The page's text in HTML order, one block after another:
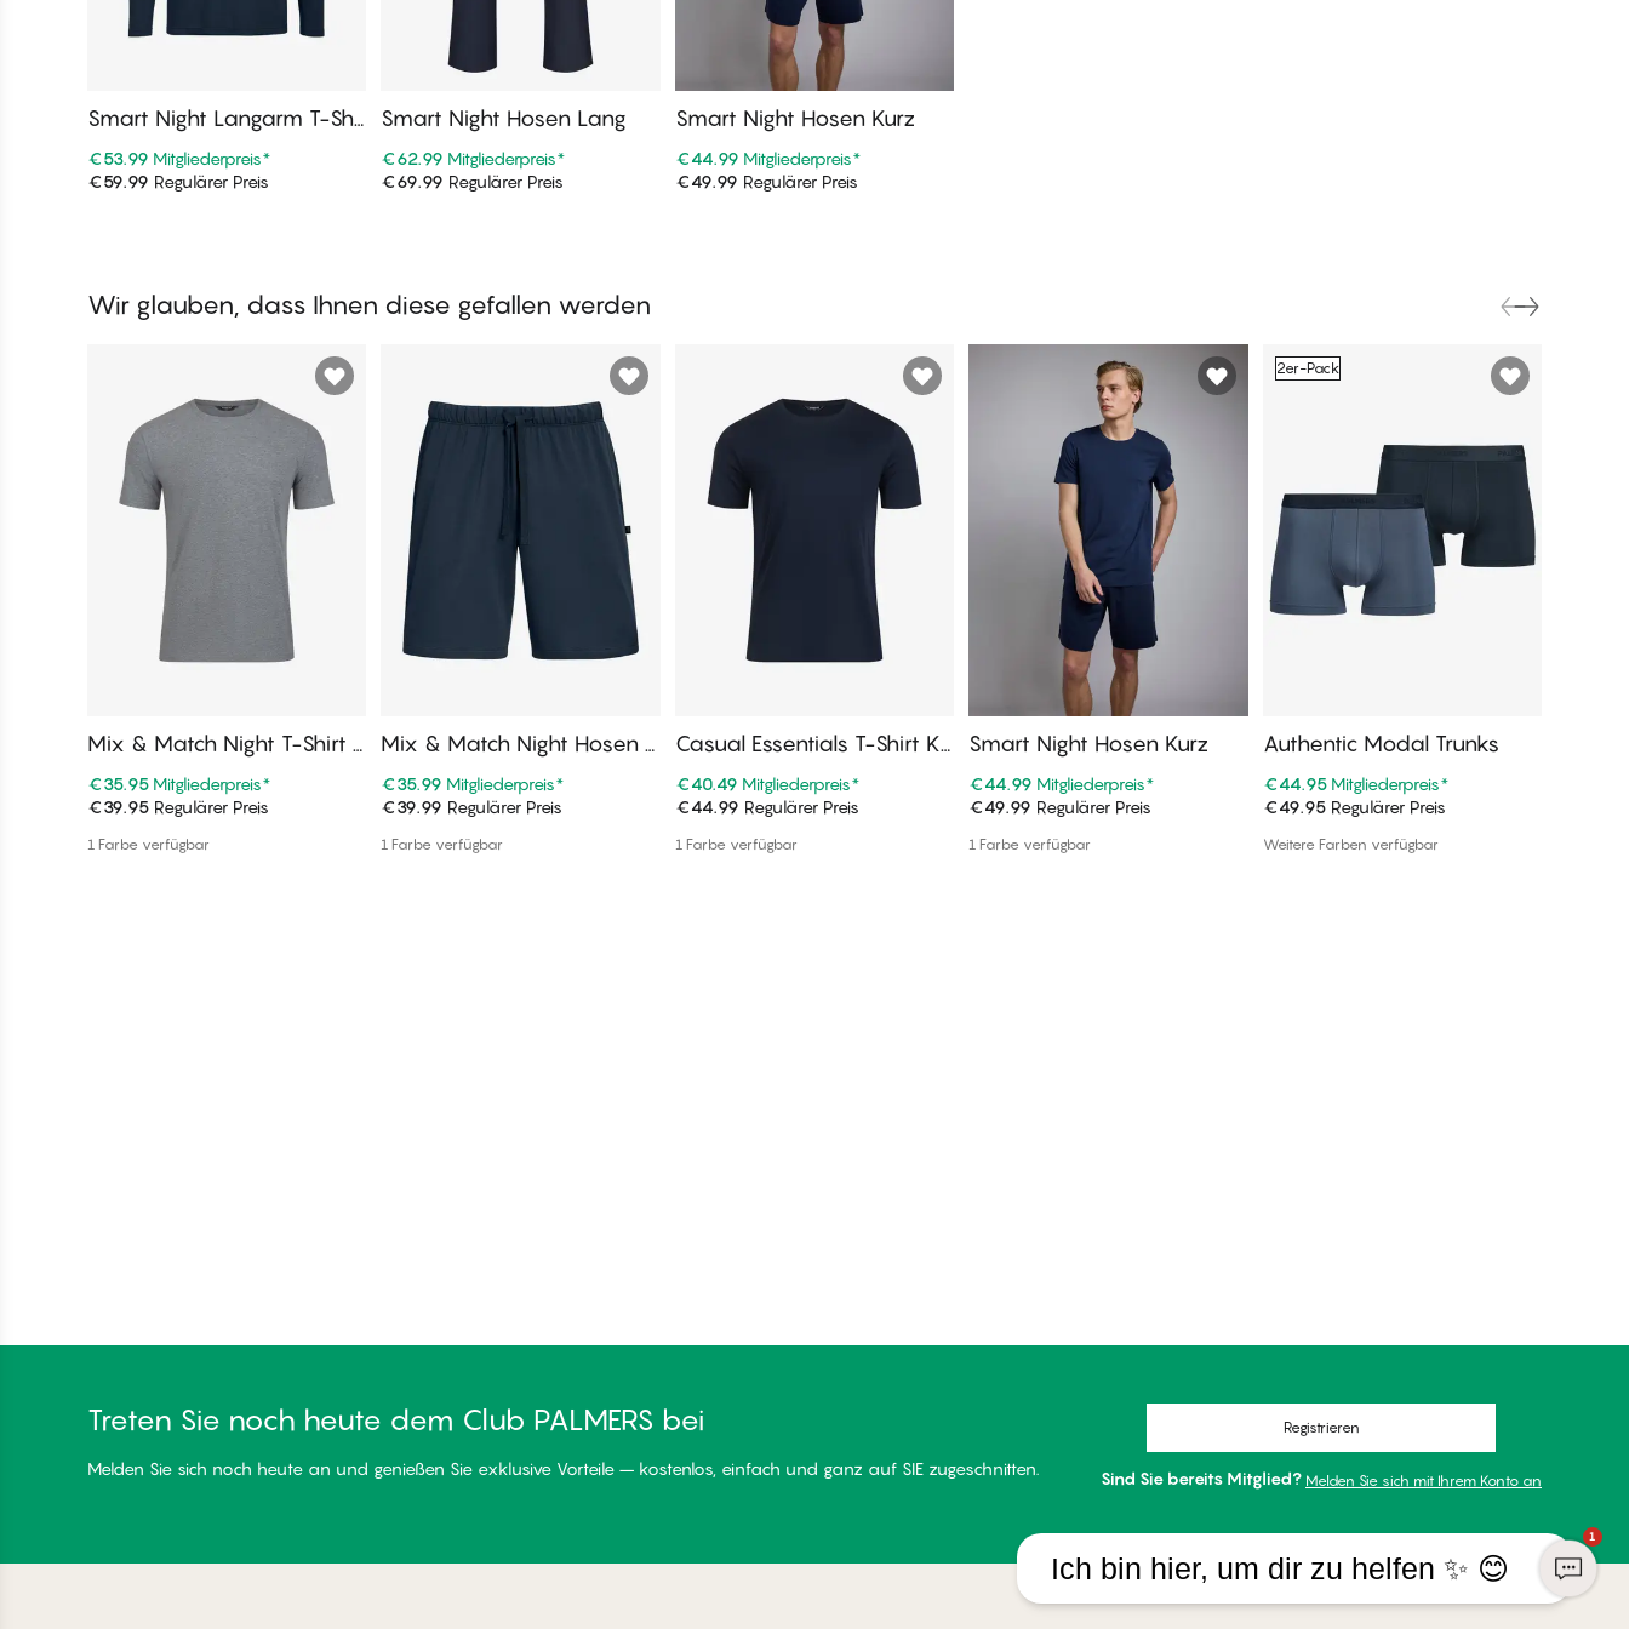
In den Warenkorb
Smart Night Langarm T-Shir
nitt
€53.99 Mitgliederpreis*
€59.99 Regulärer Preis In den Warenkorb
Smart Night Hosen Lang
€62.99 Mitgliederpreis*
€69.99 Regulärer Preis In den Warenkorb
Smart Night Hosen Kurz
€44.99 Mitgliederpreis*
€49.99 Regulärer Preis
Wir glauben, dass Ihnen diese gefallen werden
In den Warenkorb
Mix & Match Night T-Shirt K
urzarm, Rundhalsausschnitt
€35.95 Mitgliederpreis*
€39.95 Regulärer Preis
1 Farbe verfügbar
In den Warenkorb
Mix & Match Night Hosen K
€35.99 Mitgliederpreis*
€39.99 Regulärer Preis
1 Farbe verfügbar
In den Warenkorb
Casual Essentials T-Shirt Ku
rzarm, Rundhalsausschnitt
€40.49 Mitgliederpreis*
€44.99 Regulärer Preis
1 Farbe verfügbar
In den Warenkorb
Smart Night Hosen Kurz
€44.99 Mitgliederpreis*
€49.99 Regulärer Preis
1 Farbe verfügbar
In den Warenkorb
2er-Pack
Authentic Modal Trunks
€44.95 Mitgliederpreis*
€49.95Regulärer Preis
Weitere Farben verfügbar
Treten Sie noch heute dem Club PALMERS bei
Melden Sie sich noch heute an und genießen Sie exklusive Vorteile – kostenlos, einfach und ganz auf SIE zugeschnitten.
Registrieren
Sind Sie bereits Mitglied? Melden Sie sich mit Ihrem Konto an
1
Ich bin hier, um dir zu helfen ✨ 😊